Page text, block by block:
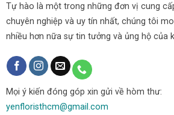
Tự hào là một trong những đơn vị cung
chuyên nghiệp và uy tín nhất, chúng tôi
nhiều hơn nữa sự tin tưởng và ủng hộ của
Mọi ý kiến đóng góp xin gửi về hòm thư:
yenfloristhcm@gmail.com